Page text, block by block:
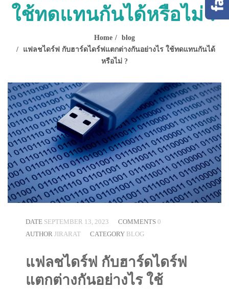
ใช้ทดแทนกันได้หรือไม่ ?
Home
blog
แฟลชไดร์ฟ กับฮาร์ดไดร์ฟแตกต่างกันอย่างไร ใช้ทดแทนกันได้
หรือไม่ ?
DATE SEPTEMBER 13, 2023 COMMENTS 0
AUTHOR JIRARAT CATEGORY BLOG
แฟลชไดร์ฟ กับฮาร์ดไดร์ฟ
แตกต่างกันอย่างไร ใช้